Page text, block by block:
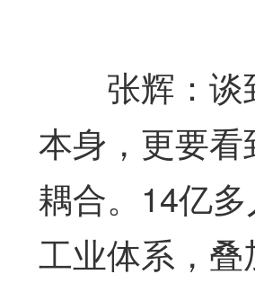
张辉：谈
本身，更要
耦合。14亿
工业体系，